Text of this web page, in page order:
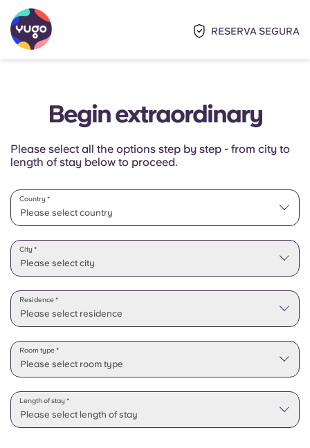
RESERVA SEGURA
Begin extraordinary
Please select all the options step by step - from city to
length of stay below to proceed.
Please select country
Country *
Please select state
Please select city
City *
Please select residence
Residence *
Please select room type
Room type *
Please select length of stay
Length of stay *